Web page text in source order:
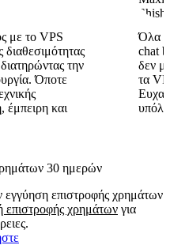
με το VPS
την
Όποτε
έμπειρη και
Όλα
chat
δεν
τα
30 ημερών
εγγύηση επιστροφής χρημάτων
επιστροφής χρημάτων για